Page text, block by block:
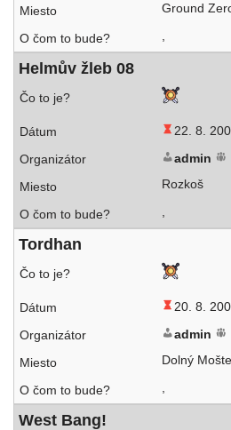
Ground
,
Helmův žleb 08
22. 8.
admin
Rozkoš
,
Tordhan
20. 8.
admin
Dolný
,
West Bang!